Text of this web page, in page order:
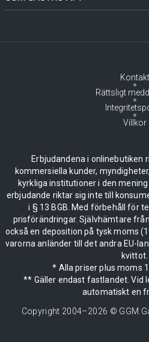
Kontakt
Rättsligt
Villkor
Erbjudandena i onlinebutiken
kommersiella kunder,
kyrkliga institutioner i den
erbjudande riktar sig inte till
i § 13 BGB. Med förbehåll för
prisförändringar. Självhämtare
också en deposition på tysk moms
varorna anländer till det andra EU-
kvittot.
* Alla priser plus moms
** Gäller endast fastlandet. Vid
automatiskt en
Copyright 2004–2026 © GGM